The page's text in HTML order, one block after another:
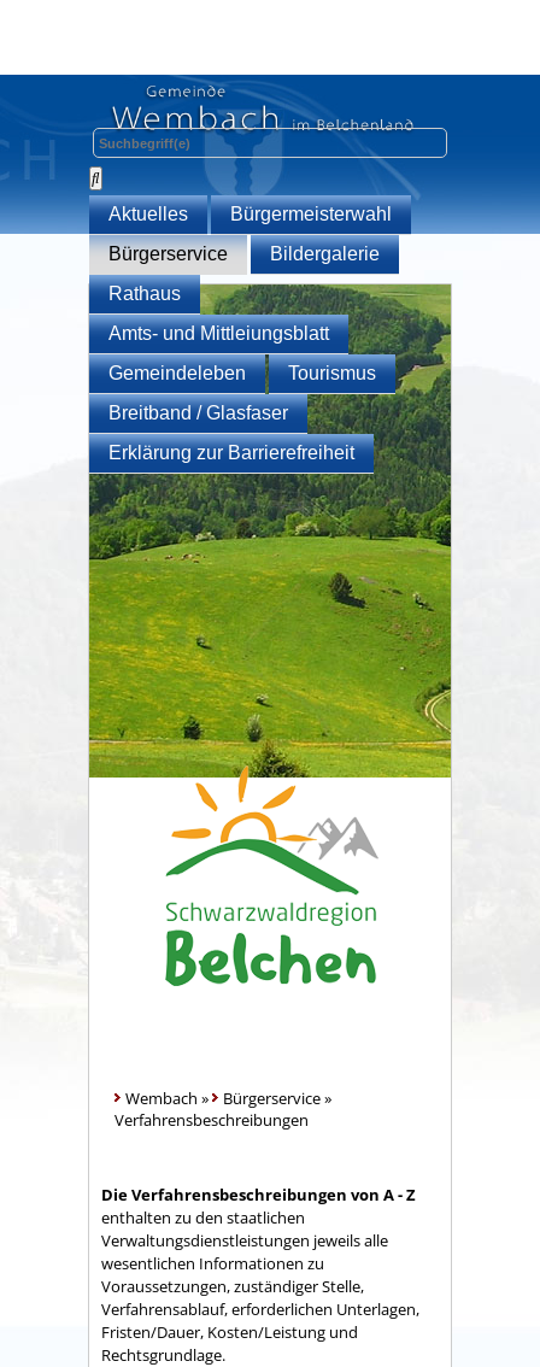
Aktuelles
Bürgermeisterwahl
Bürgerservice
Bildergalerie
Rathaus
Amts- und Mittleiungsblatt
Gemeindeleben
Tourismus
Breitband / Glasfaser
Erklärung zur Barrierefreiheit
Wembach » Bürgerservice»
Verfahrensbeschreibungen
Die Verfahrensbeschreibungen von A - Z
enthalten zu den staatlichen
Verwaltungsdienstleistungen jeweils alle
wesentlichen Informationen zu
Voraussetzungen, zuständiger Stelle,
Verfahrensablauf, erforderlichen Unterlagen,
Fristen/Dauer, Kosten/Leistung und
Rechtsgrundlage.